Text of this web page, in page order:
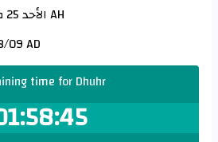
الأحد 25 صفر 1448 AH
AD
time for Dhuhr